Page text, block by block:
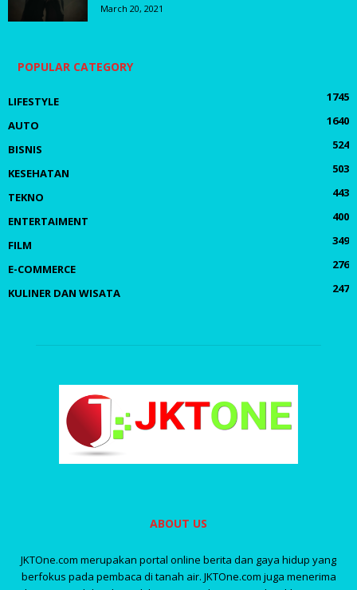
March 20, 2021
POPULAR CATEGORY
LIFESTYLE
1745
AUTO
1640
BISNIS
524
KESEHATAN
503
TEKNO
443
ENTERTAIMENT
400
FILM
349
E-COMMERCE
276
KULINER DAN WISATA
247
ABOUT US
JKTOne.com merupakan portal online berita dan gaya hidup yang
berfokus pada pembaca di tanah air. JKTOne.com juga menerima